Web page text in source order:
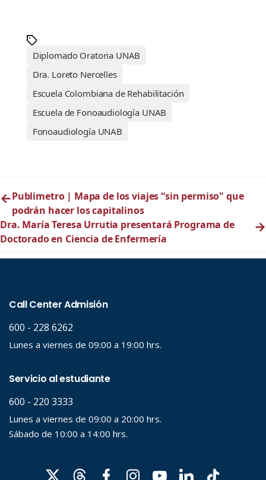
Diplomado Oratoria UNAB
Dra. Loreto Nercelles
Escuela Colombiana de Rehabilitación
Escuela de Fonoaudiología UNAB
Fonoaudiología UNAB
←Publimetro | Mapa de los viajes “sin permiso" que
podrán hacer los capitalinos
Dra. María Teresa Urrutia presentará Programa de
Doctorado en Ciencia de Enfermería
→